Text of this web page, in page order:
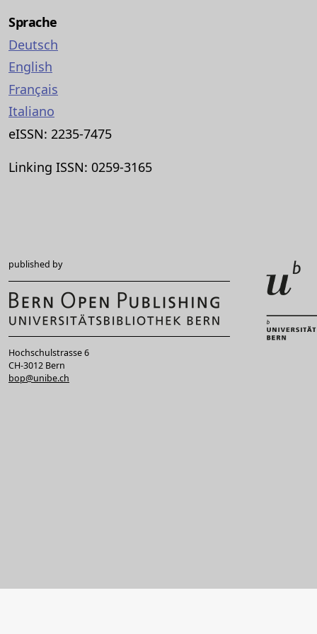
Sprache
Deutsch
English
Français
Italiano
eISSN: 2235-7475
Linking ISSN: 0259-3165
published by
Hochschulstrasse 6
CH-3012 Bern
bop@unibe.ch